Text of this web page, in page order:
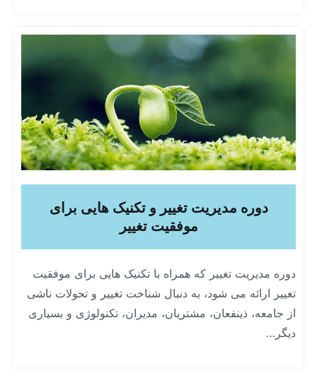
دوره مدیریت تغییر و تکنیک هایی برای
موفقیت تغییر
دوره مدیریت تغییر که همراه با تکنیک هایی برای موفقیت
تغییر ارائه می شود، به دنبال شناخت تغییر و تحولات ناشی
از جامعه، ذینفعان، مشتریان، مدیران، تکنولوژی و بسیاری
دیگر…